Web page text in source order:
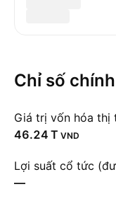
Chỉ số chính
Giá trị vốn hóa thị
‪46.24 T‬ VND
Lợi suất cổ tức
—